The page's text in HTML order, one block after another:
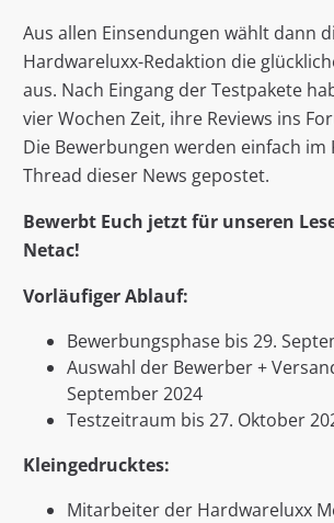
Aus allen Einsendungen wählt dann
Hardwareluxx-Redaktion die
aus. Nach Eingang der Testpakete
vier Wochen Zeit, ihre Reviews ins
Die Bewerbungen werden einfach
Thread dieser News gepostet.
Bewerbt Euch jetzt für unseren
Netac!
Vorläufiger Ablauf:
Bewerbungsphase bis 29.
Auswahl der Bewerber +
September 2024
Testzeitraum bis 27. Oktober
Kleingedrucktes:
Mitarbeiter der Hardwareluxx